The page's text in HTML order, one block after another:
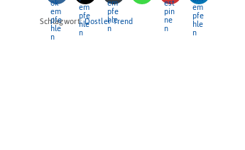
Schlagwort:Dostler Trend